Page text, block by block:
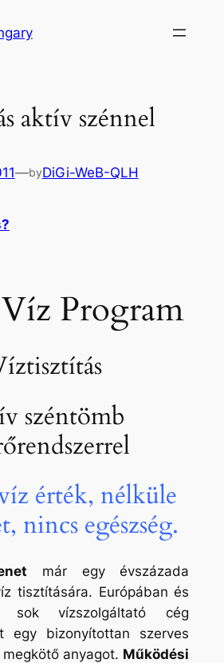
aktív szénnel
—byDiGi-WeB-QLH
Program
széntömb
érték, nélküle
nincs egészség.
már egy évszázada
tisztítására. Európában és
sok vízszolgáltató cég
egy bizonyítottan szerves
anyagot. Működési